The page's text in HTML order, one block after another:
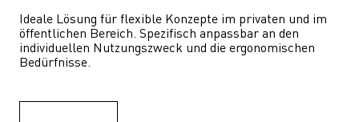
Ideale Lösung für flexible Konzepte im privaten und im
öffentlichen Bereich. Spezifisch anpassbar an den
individuellen Nutzungszweck und die ergonomischen
Bedürfnisse.